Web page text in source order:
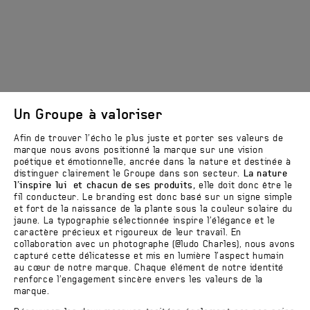
Un Groupe à valoriser
Afin de trouver l’écho le plus juste et porter ses valeurs de
marque nous avons positionné la marque sur une vision
poétique et émotionnelle, ancrée dans la nature et destinée à
distinguer clairement le Groupe dans son secteur.
La nature
l’inspire lui et chacun de ses produits, elle doit donc être le
fil conducteur. Le branding est donc basé sur un signe simple
et fort de la naissance de la plante sous la couleur solaire du
jaune. La typographie sélectionnée inspire l’élégance et le
caractère précieux et rigoureux de leur travail. En
collaboration avec un photographe (@ludo Charles), nous avons
capturé cette délicatesse et mis en lumière l’aspect humain
au cœur de notre marque. Chaque élément de notre identité
renforce l’engagement sincère envers les valeurs de la
marque.